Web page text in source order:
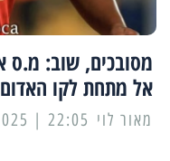
אל מתחת לקו האדום
מאור לוי 22:05 | 29/03/2025